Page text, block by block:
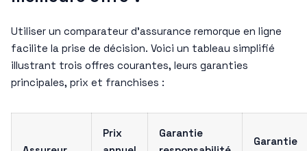
Utiliser un comparateur d’assurance remorque en ligne
facilite la prise de décision. Voici un tableau simplifié
illustrant trois offres courantes, leurs garanties
principales, prix et franchises :
Prix
Garantie
Garantie